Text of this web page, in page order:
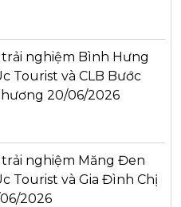
nghiệm Bình Hưng
Tourist và CLB Bước
20/06/2026
nghiệm Măng Đen
Tourist và Gia Đình Chị
2026